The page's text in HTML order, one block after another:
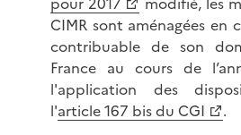
CIMR sont aménagées en
contribuable de son
France au cours de
l'application des
l'article 167 bis du CGI
.